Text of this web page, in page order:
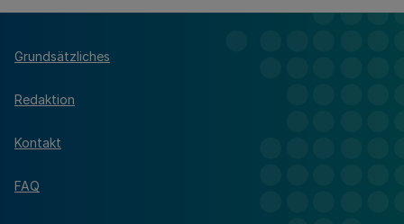
Grundsätzliches
Redaktion
Kontakt
FAQ